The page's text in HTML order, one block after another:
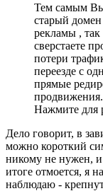
Тем самым Вы
старый
рекламы ,
сверстаете
потери
переезде с
прямые
продвижения.
Нажмите для
Дело говорит, в
можно короткий
никому не нужен, и
итоге отмоется, я
наблюдаю -